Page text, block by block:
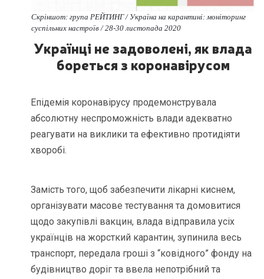
Скріншот: група РЕЙТИНГ / Україна на карантині: моніторинг
суспільних настроїв / 28-30 листопада 2020
Українці не задоволені, як влада
бореться з коронавірусом
Епідемія коронавірусу продемонструвала
абсолютну неспроможність влади адекватно
реагувати на виклики та ефективно протидіяти
хворобі.
Замість того, щоб забезпечити лікарні киснем,
організувати масове тестування та домовитися
щодо закупівлі вакцин, влада відправила усіх
українців на жорсткий карантин, зупинила весь
транспорт, передала гроші з “ковідного” фонду на
будівництво доріг та ввела непотрібний та